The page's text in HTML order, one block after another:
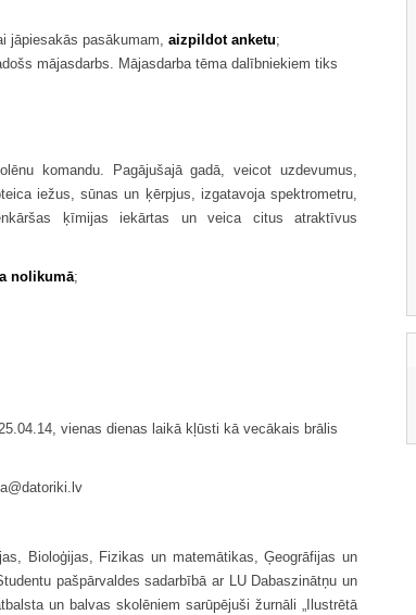
jāpiesakās pasākumam, aizpildot anketu;
mājasdarbs. Mājasdarba tēma dalībniekiem tiks
komandu. Pagājušajā gadā, veicot uzdevumus,
iežus, sūnas un ķērpjus, izgatavoja spektrometru,
ķīmijas iekārtas un veica citus atraktīvus
nolikumā;
vienas dienas laikā kļūsti kā vecākais brālis
Bioloģijas, Fizikas un matemātikas, Ģeogrāfijas un
pašpārvaldes sadarbībā ar LU Dabaszinātņu un
un balvas skolēniem sarūpējuši žurnāli „Ilustrētā